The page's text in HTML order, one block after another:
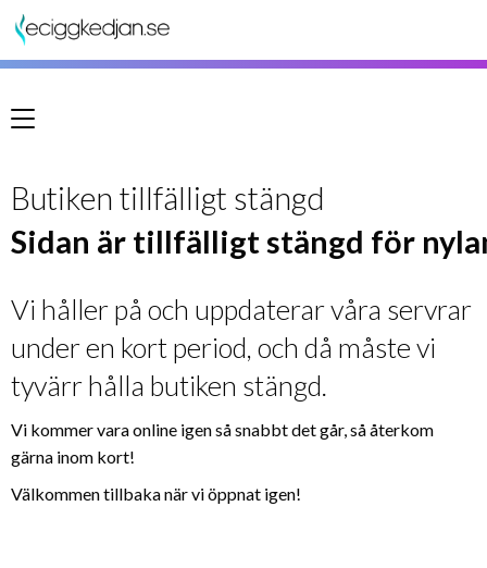
Meny
Butiken tillfälligt stängd
Sidan är tillfälligt stängd för
Vi håller på och uppdaterar våra servrar
under en kort period, och då måste vi
tyvärr hålla butiken stängd.
Vi kommer vara online igen så snabbt det går, så återkom
gärna inom kort!
Välkommen tillbaka när vi öppnat igen!